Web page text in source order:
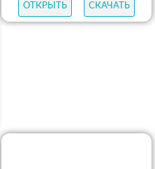
ОТКРЫТЬ СКАЧАТЬ